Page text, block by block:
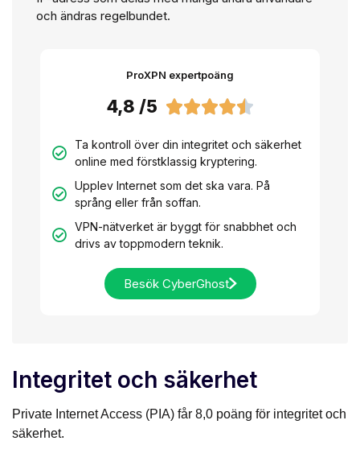
och ändras regelbundet.
ProXPN expertpoäng
4,8 /5 
Ta kontroll över din integritet och säkerhet
online med förstklassig kryptering.
Upplev Internet som det ska vara. På
språng eller från soffan.
VPN-nätverket är byggt för snabbhet och
drivs av toppmodern teknik.
Besök CyberGhost
Integritet och säkerhet
Private Internet Access (PIA) får 8,0 poäng för integritet och
säkerhet.